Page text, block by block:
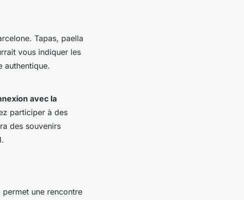
Tapas, paella
vous indiquer les
authentique.
avec la
participer à des
des souvenirs
permet une rencontre